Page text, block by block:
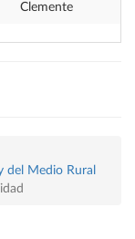
Clemente
del Medio Rural